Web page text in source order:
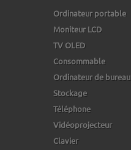
Ordinateur portable
Moniteur LCD
TV OLED
Consommable
Ordinateur de bureau
Stockage
Téléphone
Vidéoprojecteur
Clavier